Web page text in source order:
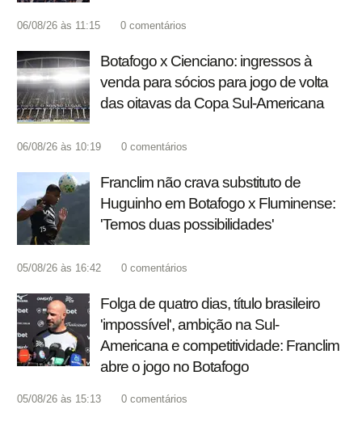
06/08/26 às 11:15 0 comentários
Botafogo x Cienciano: ingressos à
venda para sócios para jogo de volta
das oitavas da Copa Sul-Americana
06/08/26 às 10:19 0 comentários
Franclim não crava substituto de
Huguinho em Botafogo x Fluminense:
'Temos duas possibilidades'
05/08/26 às 16:42 0 comentários
Folga de quatro dias, título brasileiro
'impossível', ambição na Sul-
Americana e competitividade: Franclim
abre o jogo no Botafogo
05/08/26 às 15:13 0 comentários